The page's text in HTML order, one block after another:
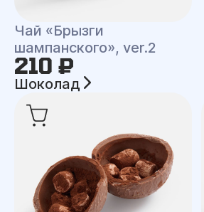
Чай «Брызги
шампанского», ver.2
210 ₽
Шоколад